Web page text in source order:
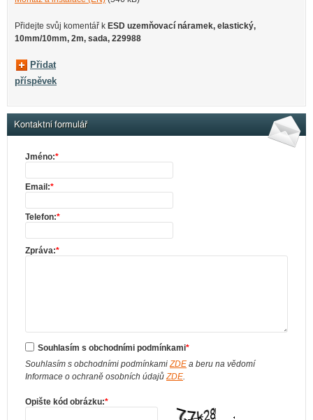
Přidejte svůj komentář k ESD uzemňovací náramek, elastický,
10mm/10mm, 2m, sada, 229988
Přidat
příspěvek
Kontaktní formulář
Jméno:*
Email:*
Telefon:*
Zpráva:*
Souhlasím s obchodními podmínkami*
Souhlasím s obchodními podmínkamiZDE a beru na vědomí
Informace o ochraně osobních údajůZDE.
Opište kód obrázku:*